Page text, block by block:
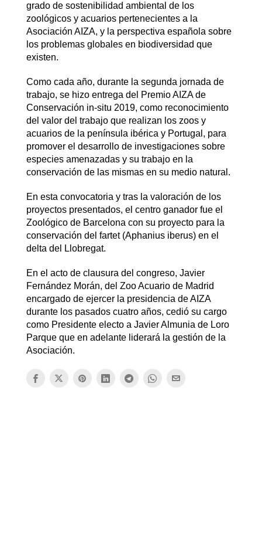
grado de sostenibilidad ambiental de los
zoológicos y acuarios pertenecientes a la
Asociación AIZA, y la perspectiva española sobre
los problemas globales en biodiversidad que
existen.
Como cada año, durante la segunda jornada de
trabajo, se hizo entrega del Premio AIZA de
Conservación in-situ 2019, como reconocimiento
del valor del trabajo que realizan los zoos y
acuarios de la península ibérica y Portugal, para
promover el desarrollo de investigaciones sobre
especies amenazadas y su trabajo en la
conservación de las mismas en su medio natural.
En esta convocatoria y tras la valoración de los
proyectos presentados, el centro ganador fue el
Zoológico de Barcelona con su proyecto para la
conservación del fartet (Aphanius iberus) en el
delta del Llobregat.
En el acto de clausura del congreso, Javier
Fernández Morán, del Zoo Acuario de Madrid
encargado de ejercer la presidencia de AIZA
durante los pasados cuatro años, cedió su cargo
como Presidente electo a Javier Almunia de Loro
Parque que en adelante liderará la gestión de la
Asociación.